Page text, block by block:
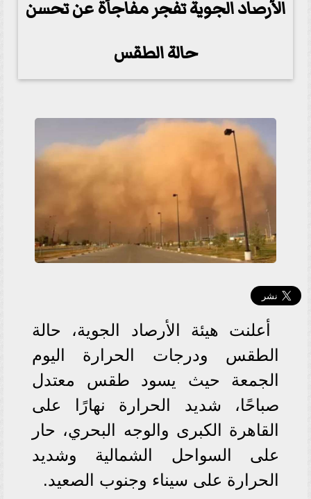
الأرصاد الجوية تفجر مفاجأة عن تحسن
حالة الطقس
أعلنت هيئة الأرصاد الجوية، حالة
الطقس ودرجات الحرارة اليوم
الجمعة حيث يسود طقس معتدل
صباحًا، شديد الحرارة نهارًا على
القاهرة الكبرى والوجه البحري، حار
على السواحل الشمالية وشديد
الحرارة على سيناء وجنوب الصعيد.